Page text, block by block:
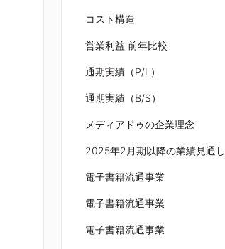
コスト構造
営業利益 前年比較
通期実績（P/L）
通期実績（B/S）
メディアドゥの企業理念
2025年2月期以降の業績見通し
電子書籍流通事業
電子書籍流通事業
電子書籍流通事業